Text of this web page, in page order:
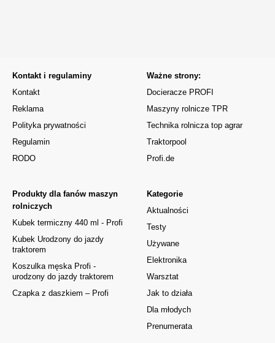
Kontakt i regulaminy
Kontakt
Reklama
Polityka prywatności
Regulamin
RODO
Kategorie
Aktualności
Testy
Używane
Elektronika
Warsztat
Jak to działa
Dla młodych
Prenumerata
Produkty dla fanów maszyn
rolniczych
Kubek termiczny 440 ml - Profi
Kubek Urodzony do jazdy
traktorem
Koszulka męska Profi -
urodzony do jazdy traktorem
Czapka z daszkiem – Profi
Ważne strony:
Docieracze PROFI
Maszyny rolnicze TPR
Technika rolnicza top agrar
Traktorpool
Profi.de